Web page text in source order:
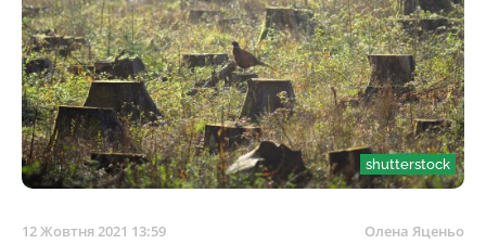
shutterstock
12 Жовтня 2021 13:59 Олена Яценьо